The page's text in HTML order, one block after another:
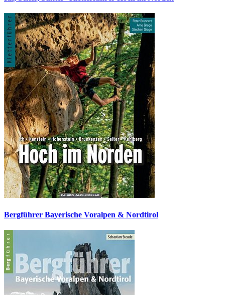
Bergführer Bayerische Voralpen & Nordtirol